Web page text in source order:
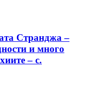
Странджа –
и много
– с.